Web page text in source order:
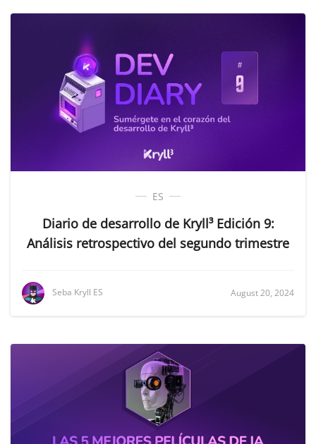
ES
Diario de desarrollo de Kryll³ Edición 9:
Análisis retrospectivo del segundo trimestre
Seba Kryll ES August 20, 2024